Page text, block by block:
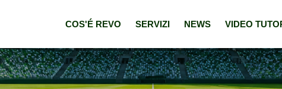
COS'É REVO SERVIZI NEWS VIDEO